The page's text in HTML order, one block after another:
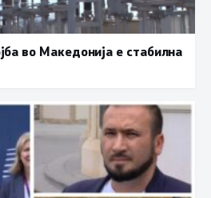
во Македонија е стабилна